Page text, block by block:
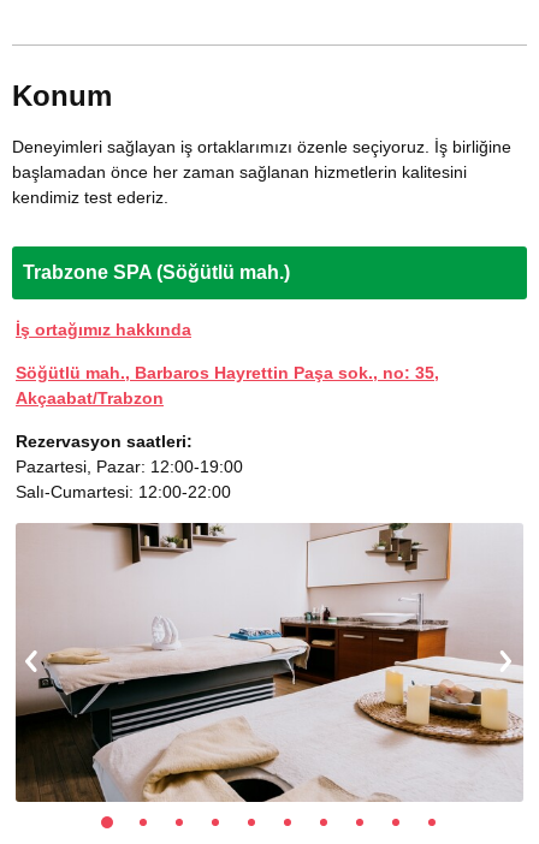
Konum
Deneyimleri sağlayan iş ortaklarımızı özenle seçiyoruz. İş birliğine
başlamadan önce her zaman sağlanan hizmetlerin kalitesini
kendimiz test ederiz.
Trabzone SPA (Söğütlü mah.)
İş ortağımız hakkında
Söğütlü mah., Barbaros Hayrettin Paşa sok., no: 35,
Akçaabat/Trabzon
Rezervasyon saatleri:
Pazartesi, Pazar: 12:00-19:00
Salı-Cumartesi: 12:00-22:00